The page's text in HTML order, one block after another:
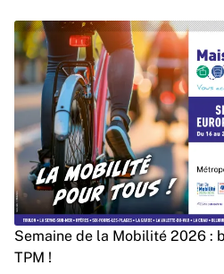
Semaine de la Mobilité 2026 :
TPM !